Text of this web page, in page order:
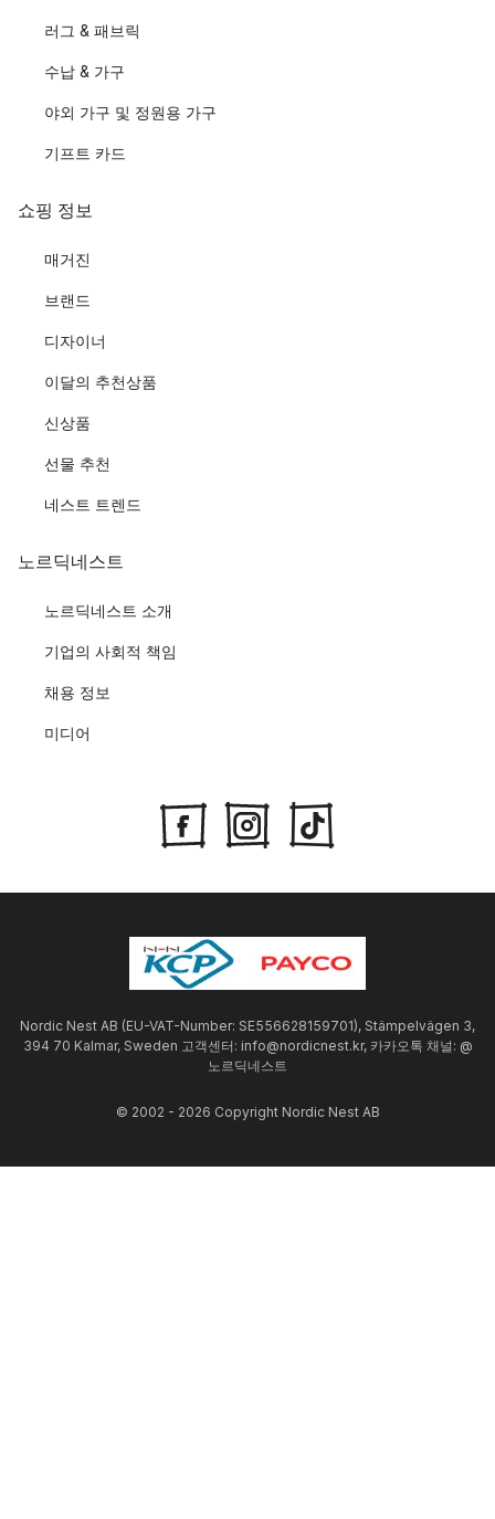
러그 & 패브릭
수납 & 가구
야외 가구 및 정원용 가구
기프트 카드
쇼핑 정보
매거진
브랜드
디자이너
이달의 추천상품
신상품
선물 추천
네스트 트렌드
노르딕네스트
노르딕네스트 소개
기업의 사회적 책임
채용 정보
미디어
Nordic Nest AB (EU-VAT-Number: SE556628159701), Stämpelvägen 3,
394 70 Kalmar, Sweden 고객센터: info@nordicnest.kr, 카카오톡 채널: @
노르딕네스트
© 2002 - 2026 Copyright Nordic Nest AB